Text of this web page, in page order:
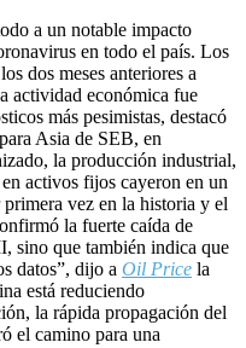
a un notable impacto
en todo el país. Los
dos meses anteriores a
actividad económica fue
más pesimistas, destacó
Asia de SEB, en
la producción industrial,
activos fijos cayeron en un
vez en la historia y el
la fuerte caída de
sino que también indica que
datos”, dijo a Oil Price la
está reduciendo
la rápida propagación del
el camino para una